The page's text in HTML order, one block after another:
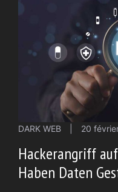
DARK WEB 20
Hackerangriff
Haben Daten